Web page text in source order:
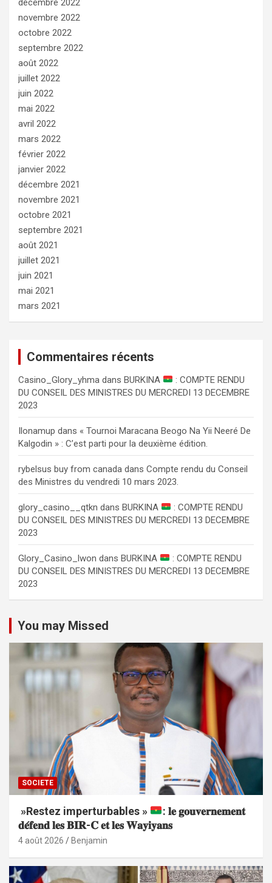
décembre 2022
novembre 2022
octobre 2022
septembre 2022
août 2022
juillet 2022
juin 2022
mai 2022
avril 2022
mars 2022
février 2022
janvier 2022
décembre 2021
novembre 2021
octobre 2021
septembre 2021
août 2021
juillet 2021
juin 2021
mai 2021
mars 2021
Commentaires récents
Сasino_Glory_yhma dans BURKINA
: COMPTE RENDU
DU CONSEIL DES MINISTRES DU MERCREDI 13 DECEMBRE
2023
Ilonamup dans « Tournoi Maracana Beogo Na Yii Neeré De
Kalgodin » : C’est parti pour la deuxième édition.
rybelsus buy from canada dans Compte rendu du Conseil
des Ministres du vendredi 10 mars 2023.
glory_casino__qtkn dans BURKINA
: COMPTE RENDU
DU CONSEIL DES MINISTRES DU MERCREDI 13 DECEMBRE
2023
Glory_Casino_lwon dans BURKINA
: COMPTE RENDU
DU CONSEIL DES MINISTRES DU MERCREDI 13 DECEMBRE
2023
You may Missed
SOCIETE
»Restez imperturbables »
: 𝐥𝐞 𝐠𝐨𝐮𝐯𝐞𝐫𝐧𝐞𝐦𝐞𝐧𝐭
𝐝𝐞́𝐟𝐞𝐧𝐝 𝐥𝐞𝐬 𝐁𝐈𝐑-𝐂 𝐞𝐭 𝐥𝐞𝐬 𝐖𝐚𝐲𝐢𝐲𝐚𝐧𝐬
4 août 2026 Benjamin